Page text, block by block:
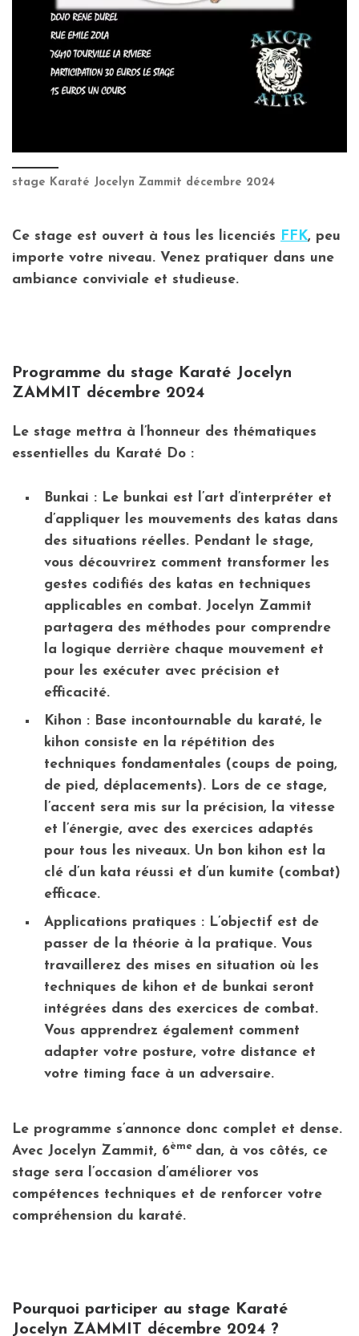
stage Karaté Jocelyn Zammit décembre 2024
Ce stage est ouvert à tous les licenciés FFK, peu
importe votre niveau. Venez pratiquer dans une
ambiance conviviale et studieuse.
Programme du stage Karaté Jocelyn
ZAMMIT décembre 2024
Le stage mettra à l’honneur des thématiques
essentielles du Karaté Do :
Bunkai : Le bunkai est l’art d’interpréter et
d’appliquer les mouvements des katas dans
des situations réelles. Pendant le stage,
vous découvrirez comment transformer les
gestes codifiés des katas en techniques
applicables en combat. Jocelyn Zammit
partagera des méthodes pour comprendre
la logique derrière chaque mouvement et
pour les exécuter avec précision et
efficacité.
Kihon : Base incontournable du karaté, le
kihon consiste en la répétition des
techniques fondamentales (coups de poing,
de pied, déplacements). Lors de ce stage,
l’accent sera mis sur la précision, la vitesse
et l’énergie, avec des exercices adaptés
pour tous les niveaux. Un bon kihon est la
clé d’un kata réussi et d’un kumite (combat)
efficace.
Applications pratiques : L’objectif est de
passer de la théorie à la pratique. Vous
travaillerez des mises en situation où les
techniques de kihon et de bunkai seront
intégrées dans des exercices de combat.
Vous apprendrez également comment
adapter votre posture, votre distance et
votre timing face à un adversaire.
Le programme s’annonce donc complet et dense.
Avec Jocelyn Zammit, 6ème dan, à vos côtés, ce
stage sera l’occasion d’améliorer vos
compétences techniques et de renforcer votre
compréhension du karaté.
Pourquoi participer au stage Karaté
Jocelyn ZAMMIT décembre 2024 ?